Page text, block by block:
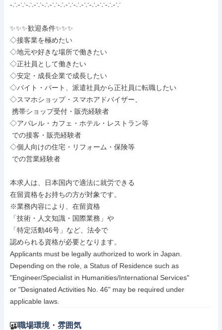
-∴-∵-∴-∵-∴-∵-∴-∵-∴-∵-∴-∵-∴-∵
✨✨✨歓迎条件✨✨✨
◇接客業を極めたい
◇地元や好きな場所で働きたい
◇正社員として働きたい
◇安定・成長企業で成長したい
◇バイト・パート、派遣社員から正社員に転職したい
◇スマホショップ・スマホアドバイザー、
◇アパレル・カフェ・ホテル・レストラン等
◇個人向けの住宅・リフォーム・保険等
本求人は、日本国内で適法に就労できる
在留資格をお持ちの方が対象です。
※業務内容により、在留資格
「技術・人文知識・国際業務」や
「特定活動46号」など、法令で
認められる資格が必要となります。
Applicants must be legally authorized to work in Japan.
Depending on the role, a Status of Residence such as
"Engineer/Specialist in Humanities/International Services"
or "Designated Activities No. 46" may be required under
applicable laws.
職場環境・雰囲気